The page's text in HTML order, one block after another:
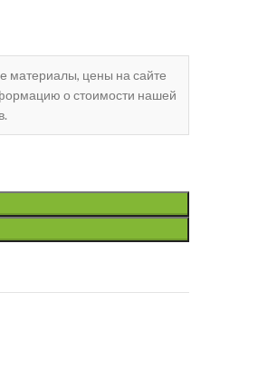
материалы, цены на сайте
о стоимости нашей